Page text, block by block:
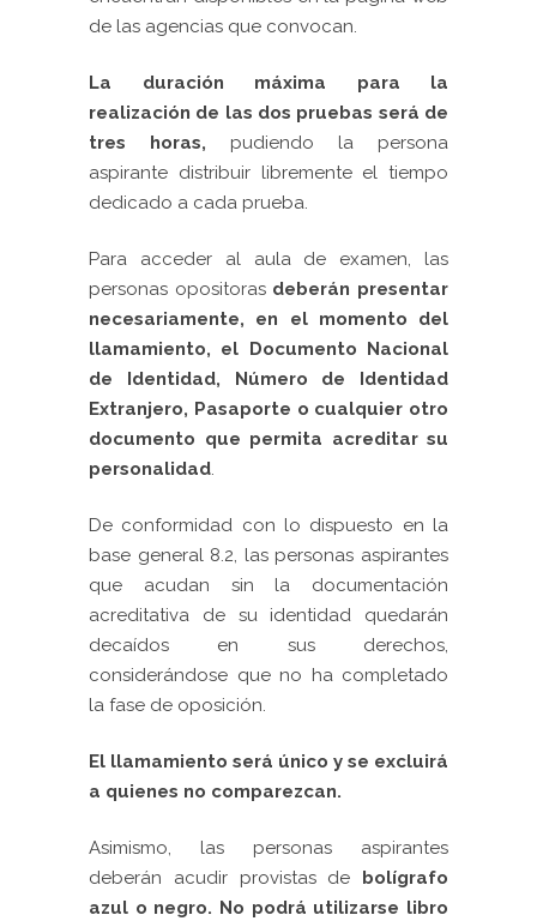
de las agencias que convocan.
La duración máxima para la
realización de las dos pruebas será de
tres horas, pudiendo la persona
aspirante distribuir libremente el tiempo
dedicado a cada prueba.
Para acceder al aula de examen, las
personas opositoras deberán presentar
necesariamente, en el momento del
llamamiento, el Documento Nacional
de Identidad, Número de Identidad
Extranjero, Pasaporte o cualquier otro
documento que permita acreditar su
personalidad.
De conformidad con lo dispuesto en la
base general 8.2, las personas aspirantes
que acudan sin la documentación
acreditativa de su identidad quedarán
decaídos en sus derechos,
considerándose que no ha completado
la fase de oposición.
El llamamiento será único y se excluirá
a quienes no comparezcan.
Asimismo, las personas aspirantes
deberán acudir provistas de bolígrafo
azul o negro. No podrá utilizarse libro